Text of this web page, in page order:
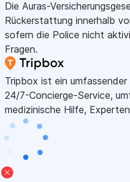
Die Auras-
Rückerstattung innerhalb
sofern die Police nicht
Fragen.
Tripbox ist ein
24/7-Concierge-Service,
medizinische Hilfe,